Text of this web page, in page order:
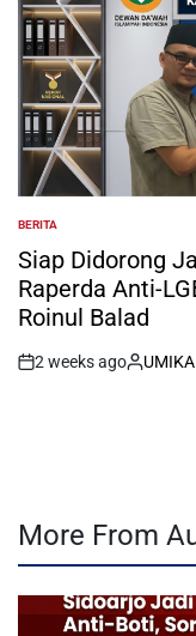
POSTED
IN
BERITA
Siap Didorong
Raperda Anti-
Roinul Balad
on
2 weeks ago
Posted
More From